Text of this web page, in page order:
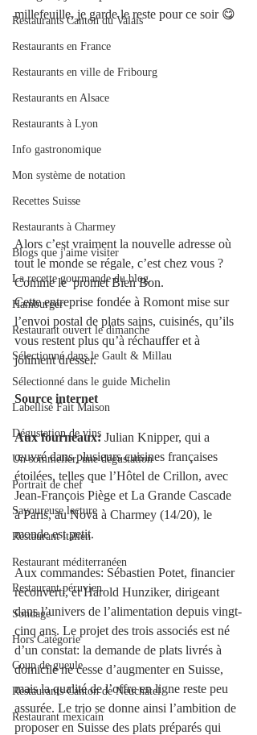
Restaurants Canton du Valais
Restaurants en France
Restaurants en ville de Fribourg
Restaurants en Alsace
Restaurants à Lyon
Info gastronomique
Mon système de notation
Recettes Suisse
Restaurants à Charmey
Blogs que j'aime visiter
La recette gourmande du blog.
Hamburger
Restaurant ouvert le dimanche
Sélectionné dans le Gault & Millau
Sélectionné dans le guide Michelin
Labellisé Fait Maison
Dégustation de vins
Un sommelier, une dégustation
Portrait de chef
Savoureuse lecture
Restaurant italien
Restaurant méditerranéen
Restaurant péruvien
Sondage
Hors Catégorie
Coup de gueule
Restaurants Canton de Neuchâtel
Restaurant mexicain
millefeuille, je garde le reste pour ce soir 😋
Alors c’est vraiment la nouvelle adresse où
tout le monde se régale, c’est chez vous ?
Comme le  promet Bien Bon.
Cette entreprise fondée à Romont mise sur
l’envoi postal de plats sains, cuisinés, qu’ils
vous restent plus qu’à réchauffer et à
joliment dresser.
Source internet
Aux fourneaux: Julian Knipper, qui a
œuvré dans plusieurs cuisines françaises
étoilées, telles que l’Hôtel de Crillon, avec
Jean-François Piège et La Grande Cascade
à Paris, au Nova à Charmey (14/20), le
monde est petit.
Aux commandes: Sébastien Potet, financier
reconverti, et Harold Hunziker, dirigeant
dans l’univers de l’alimentation depuis vingt-
cinq ans. Le projet des trois associés est né
d’un constat: la demande de plats livrés à
domicile ne cesse d’augmenter en Suisse,
mais la qualité de l’offre en ligne reste peu
assurée. Le trio se donne ainsi l’ambition de
proposer en Suisse des plats préparés qui